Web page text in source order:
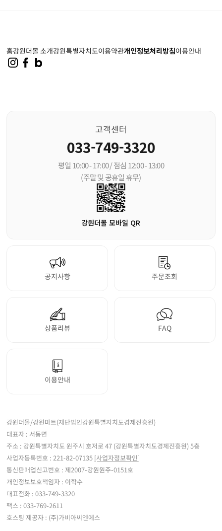
홈강원더몰 소개강원특별자치도이용약관개인정보처리방침이용안내
고객센터
033-749-3320
평일 10:00 - 17:00 / 점심 12:00 - 13:00
(주말 및 공휴일 휴무)
강원더몰 모바일 QR
공지사항 주문조회
상품리뷰 FAQ
이용안내
강원더몰/강원마트(재단법인강원특별자치도경제진흥원)
대표자 : 서동면
주소 : 강원특별자치도 원주시 호저로 47 (강원특별자치도경제진흥원) 5층
사업자등록번호 : 221-82-07135 [사업자정보확인]
통신판매업신고번호 : 제2007-강원원주-0151호
개인정보보호책임자 : 이학수
대표전화 : 033-749-3320
팩스 : 033-769-2611
호스팅 제공자 : (주)가비아씨엔에스